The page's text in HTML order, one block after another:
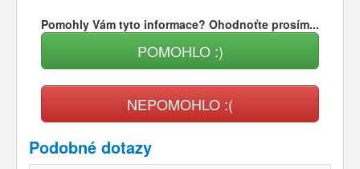
Pomohly Vám tyto informace? Ohodnoťte prosím...
POMOHLO :)
NEPOMOHLO :(
Podobné dotazy